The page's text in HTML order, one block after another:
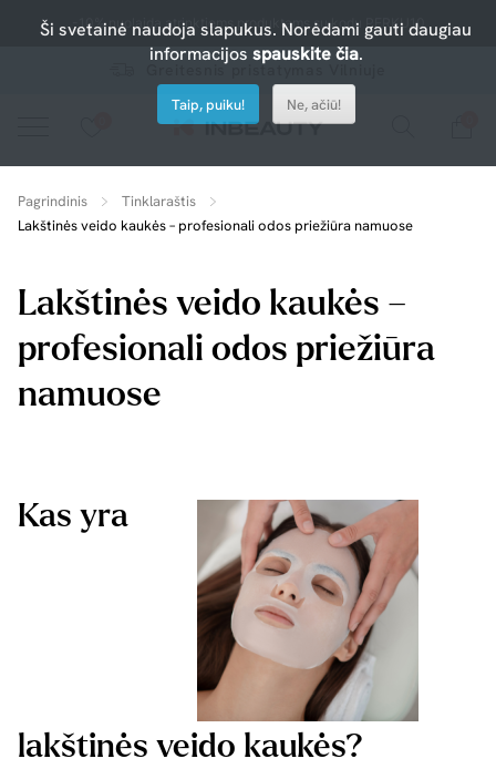
-10% nuolaida atrinktiems produktams su kodu PERKU10
Greitesnis pristatymas Vilniuje
Pagrindinis
Tinklaraštis
Lakštinės veido kaukės – profesionali odos priežiūra namuose
Lakštinės veido kaukės –
profesionali odos priežiūra
namuose
Kas yra
lakštinės veido kaukės?
Ši svetainė naudoja slapukus. Norėdami gauti daugiau
informacijos spauskite čia.
Taip, puiku! Ne, ačiū!